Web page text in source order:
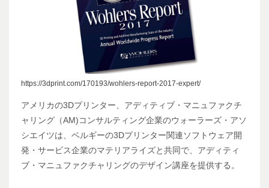
https://3dprint.com/170193/wohlers-report-2017-expert/
アメリカの3Dプリンター、アディティブ・マニュファクチ
ャリング（AM)コンサルティング企業のウォーラーズ・アソ
シエイツは、ベルギーの3Dプリンター関連ソフトウェア開
発・サービス企業のマテリアライズと共同で、アディティ
ブ・マニュファクチャリングのデザイン講座を提供する。